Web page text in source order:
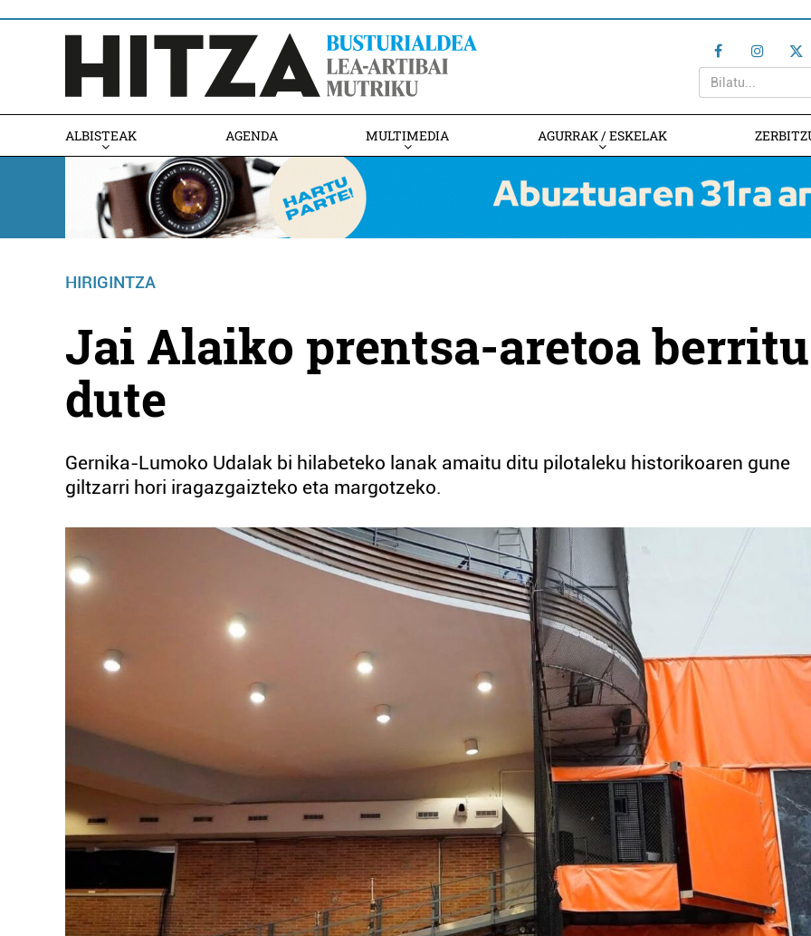
ALBISTEAK AGENDA MULTIMEDIA AGURRAK / ESKELAK
HIRIGINTZA
Jai Alaiko prentsa-aretoa berritu
dute
Gernika-Lumoko Udalak bi hilabeteko lanak amaitu ditu pilotaleku historikoaren gune
giltzarri hori iragazgaizteko eta margotzeko.